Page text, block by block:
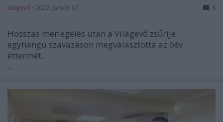
világevő • 2022. január 07. 6
Hosszas mérlegelés után a Világevő zsűrije
egyhangú szavazáson megválasztotta az óév
éttermét.
...